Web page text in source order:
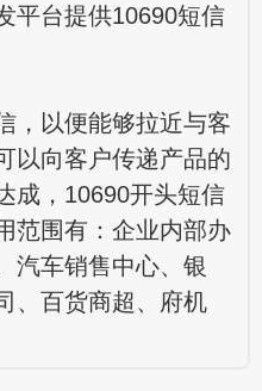
平台提供10690短信
以便能够拉近与客
以向客户传递产品的
成，10690开头短信
范围有：企业内部办
汽车销售中心、银
、百货商超、府机